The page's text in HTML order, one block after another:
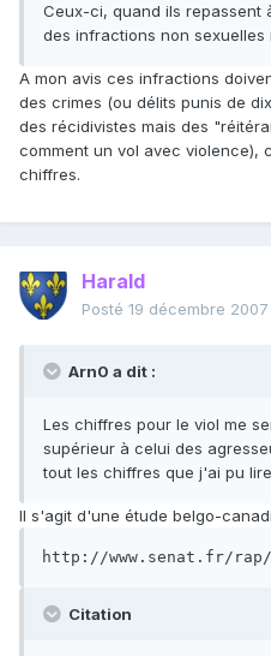
Ceux-ci, quand ils repassent
des infractions non sexuelles
A mon avis ces infractions
des crimes (ou délits punis de
des récidivistes mais des
comment un vol avec violence),
chiffres.
Harald
Posté 19 décembre 2007
Arn0 a dit :
Les chiffres pour le viol me
supérieur à celui des
tout les chiffres que j'ai pu
Il s'agit d'une étude belgo-
http://www.senat.fr/
Citation